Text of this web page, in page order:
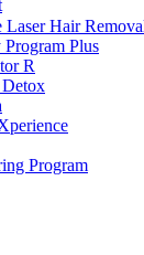
Hair
Plus
R
Program